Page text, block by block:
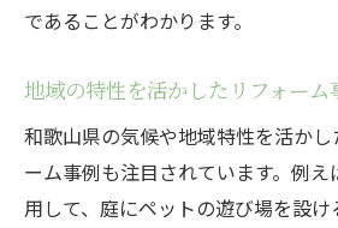
であることがわかります。
地域の特性を活かしたリフォーム
和歌山県の気候や地域特性を活か
ーム事例も注目されています。例
用して、庭にペットの遊び場を設